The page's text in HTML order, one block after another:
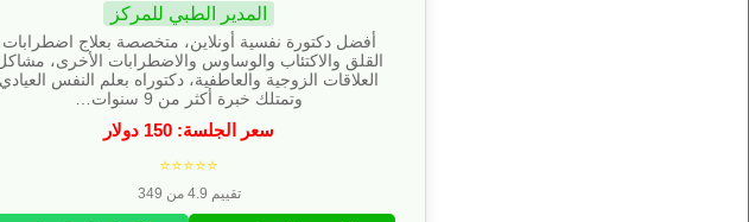
المدير الطبي للمركز
أفضل دكتورة نفسية أونلاين، متخصصة بعلاج اضطرابات
القلق والاكتئاب والوساوس والاضطرابات الأخرى،
العلاقات الزوجية والعاطفية، دكتوراه بعلم النفس العيادي
وتمتلك خبرة أكثر من 9 سنوات…
سعر الجلسة: 150 دولار
⭐⭐⭐⭐⭐
تقييم 4.9 من 349